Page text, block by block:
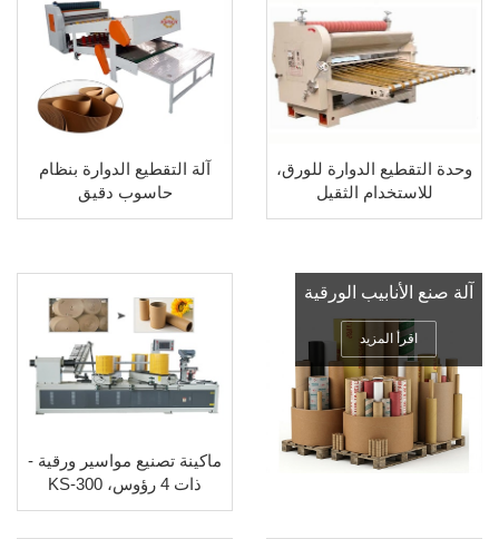
وحدة التقطيع الدوارة للورق،
للاستخدام الثقيل
آلة التقطيع الدوارة بنظام
حاسوب دقيق
آلة صنع الأنابيب الورقية
اقرأ المزيد
ماكينة تصنيع مواسير ورقية -
ذات 4 رؤوس، KS-300